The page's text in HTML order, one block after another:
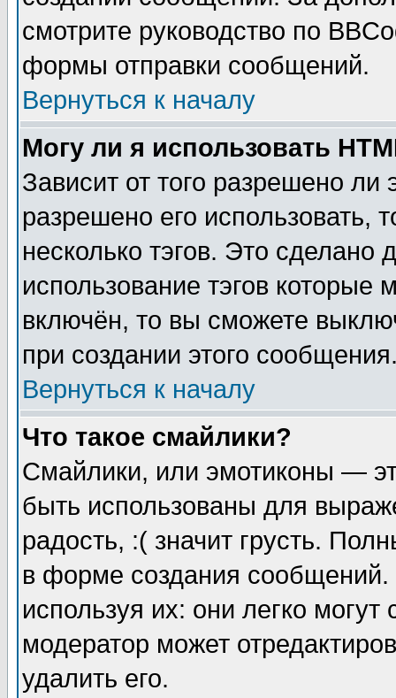
смотрите руководство по
формы отправки сообщений.
Вернуться к началу
Могу ли я использовать
Зависит от того разрешено
разрешено его использовать,
несколько тэгов. Это сделано
использование тэгов
включён, то вы сможете
при создании этого
Вернуться к началу
Что такое смайлики?
Смайлики, или эмотиконы —
быть использованы для
радость, :( значит грусть.
в форме создания сообщений.
используя их: они легко
модератор может
удалить его.